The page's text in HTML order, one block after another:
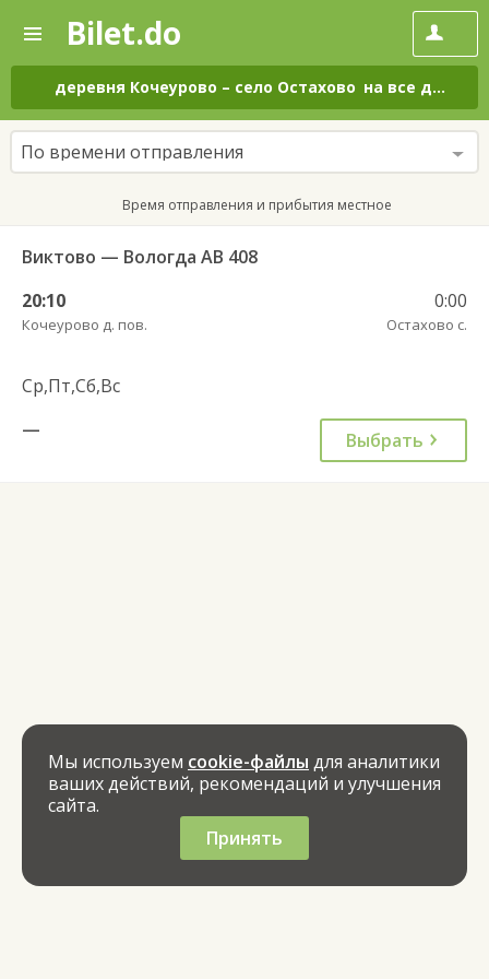
—
Поиск
и
покупка
билетов
на
автобус
онлайн
Bilet.do
деревня Кочеурово – село Остахово на все дни
По времени отправления
Время отправления и прибытия местное
Виктово — Вологда АВ 408
20:10
Кочеурово д. пов.
0:00
Остахово с.
Ср,Пт,Сб,Вс
—
Выбрать
Мы используем cookie-файлы для аналитики
ваших действий, рекомендаций и улучшения
сайта.
Принять